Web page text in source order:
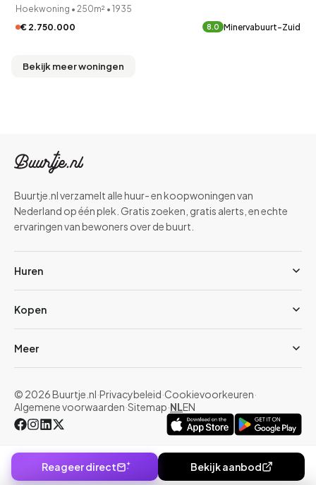
Hoekwoning • 250m² • 1935
€ 2.750.000
8.0 Minervabuurt-Zuid
Bekijk meer woningen
Reageer direct Bekijk aanbod
Buurtje.nl verzamelt alle huur- en koopwoningen van
Nederland op één plek. Gratis zoeken, gratis alerts, en echte
ervaringen van bewoners over de buurt.
Huren
Kopen
Meer
© 2026 Buurtje.nl·Privacybeleid·Cookievoorkeuren·
Algemene voorwaarden·Sitemap·NLEN